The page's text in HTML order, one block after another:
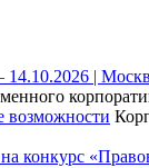
|
конкурс